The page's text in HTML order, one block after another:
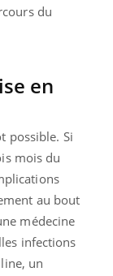
du
en
possible. Si
mois du
au bout
médecine
infections
un